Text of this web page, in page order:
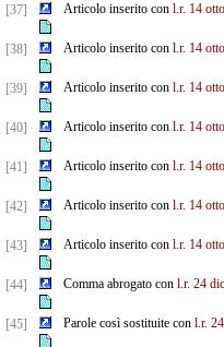
[37]
Articolo inserito con l.r. 14
[38] Articolo inserito con l.r. 14
[39] Articolo inserito con l.r. 14
[40] Articolo inserito con l.r. 14
[41] Articolo inserito con l.r. 14
[42] Articolo inserito con l.r. 14
[43] Articolo inserito con l.r. 14
[44] Comma abrogato con l.r. 24
[45] Parole così sostituite con l.r.